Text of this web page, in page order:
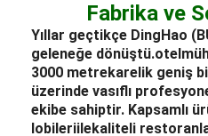
Fabrika ve
Yıllar geçtikçe DingHao
geleneğe dönüştü.otel
3000 metrekarelik geniş
üzerinde vasıflı
ekibe sahiptir. Kapsamlı
lobileriilekaliteli